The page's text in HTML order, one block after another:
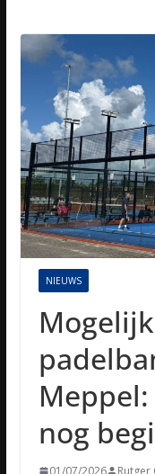
NIEUWS
nog